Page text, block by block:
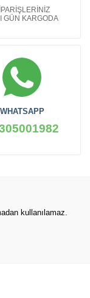
GÜN KARGODA
WHATSAPP
kullanılamaz.